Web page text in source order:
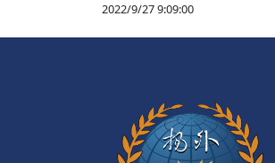
2022/9/27 9:09:00